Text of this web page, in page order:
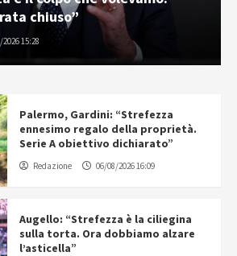
in Australia
07/08/2026 06:30
Palermo, Gardini: “Strefezza
ennesimo regalo della proprietà.
Serie A obiettivo dichiarato”
Redazione 06/08/2026 16:09
Augello: “Strefezza è la ciliegina
sulla torta. Ora dobbiamo alzare
l’asticella”